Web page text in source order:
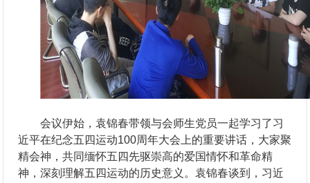
会议伊始，袁锦春带领与会师生党员一起学习了习
近平在纪念五四运动100周年大会上的重要讲话，大家聚
精会神，共同缅怀五四先驱崇高的爱国情怀和革命精
神，深刻理解五四运动的历史意义。袁锦春谈到，习近